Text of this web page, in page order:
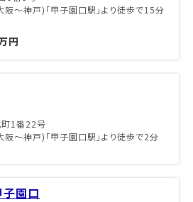
～神戸)「甲子園口駅」より徒歩で15分
円
1番22号
～神戸)「甲子園口駅」より徒歩で2分
子園口